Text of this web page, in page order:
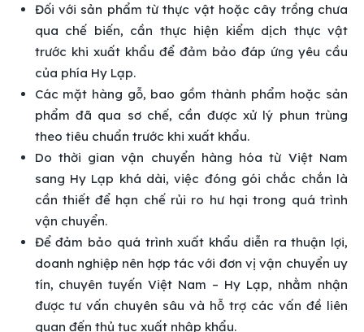
Đối với sản phẩm từ thực vật hoặc cây trồng chưa
qua chế biến, cần thực hiện kiểm dịch thực vật
trước khi xuất khẩu để đảm bảo đáp ứng yêu cầu
của phía Hy Lạp.
Các mặt hàng gỗ, bao gồm thành phẩm hoặc sản
phẩm đã qua sơ chế, cần được xử lý phun trùng
theo tiêu chuẩn trước khi xuất khẩu.
Do thời gian vận chuyển hàng hóa từ Việt Nam
sang Hy Lạp khá dài, việc đóng gói chắc chắn là
cần thiết để hạn chế rủi ro hư hại trong quá trình
vận chuyển.
Để đảm bảo quá trình xuất khẩu diễn ra thuận lợi,
doanh nghiệp nên hợp tác với đơn vị vận chuyển uy
tín, chuyên tuyến Việt Nam – Hy Lạp, nhằm nhận
được tư vấn chuyên sâu và hỗ trợ các vấn đề liên
quan đến thủ tục xuất nhập khẩu.